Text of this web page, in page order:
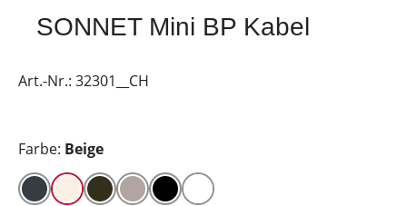
SONNET Mini BP Kabel
Art.-Nr.: 32301__CH
Farbe: Beige